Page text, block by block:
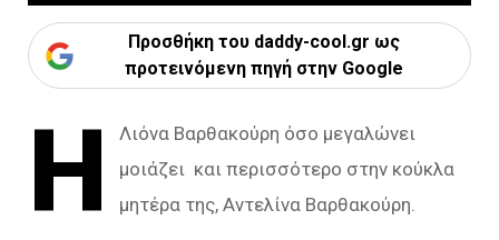
Προσθήκη του daddy-cool.gr ως
προτεινόμενη πηγή στην Google
Η
Λιόνα Βαρθακούρη όσο μεγαλώνει
μοιάζει και περισσότερο στην κούκλα
μητέρα της, Αντελίνα Βαρθακούρη.